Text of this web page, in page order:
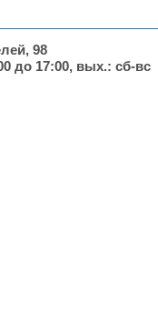
98
до 17:00, вых.: сб-вс